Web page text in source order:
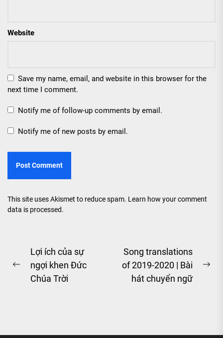
Website
Save my name, email, and website in this browser for the
next time I comment.
Notify me of follow-up comments by email.
Notify me of new posts by email.
This site uses Akismet to reduce spam. Learn how your comment
data is processed.
Post
navigation
Previous
Lợi ích của sự
ngợi khen Đức
Chúa Trời
Song translations
of 2019-2020 | Bài
hát chuyển ngữ